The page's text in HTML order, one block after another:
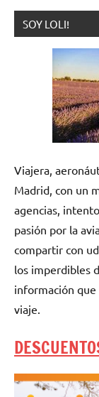
SOY LOLI!
Viajera,
Madrid, con un
agencias,
pasión por la
compartir con
los imperdibles
información
viaje.